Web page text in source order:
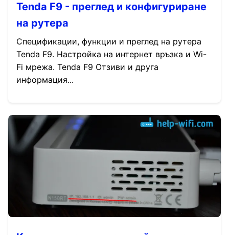
Tenda F9 - преглед и конфигуриране
на рутера
Спецификации, функции и преглед на рутера
Tenda F9. Настройка на интернет връзка и Wi-
Fi мрежа. Tenda F9 Отзиви и друга
информация...